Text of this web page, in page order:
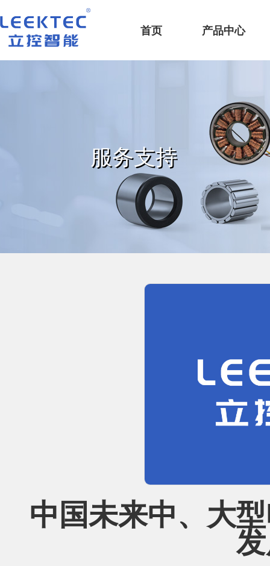
深圳市立控智能科技有限公司
首页
产品中心
服务支持
中国未来中、大